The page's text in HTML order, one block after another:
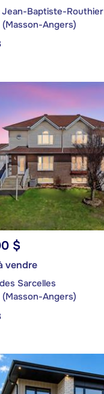
Jean-Baptiste-Routhier
(Masson-Angers)
$
vendre
Sarcelles
(Masson-Angers)